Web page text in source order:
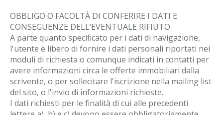
OBBLIGO O FACOLTÀ DI CONFERIRE I DATI E
CONSEGUENZE DELL’EVENTUALE RIFIUTO
A parte quanto specificato per i dati di navigazione,
l'utente è libero di fornire i dati personali riportati nei
moduli di richiesta o comunque indicati in contatti per
avere informazioni circa le offerte immobiliari dalla
scrivente, o per sollecitare l'iscrizione nella mailing list
del sito, o l'invio di informazioni richieste.
I dati richiesti per le finalità di cui alle precedenti